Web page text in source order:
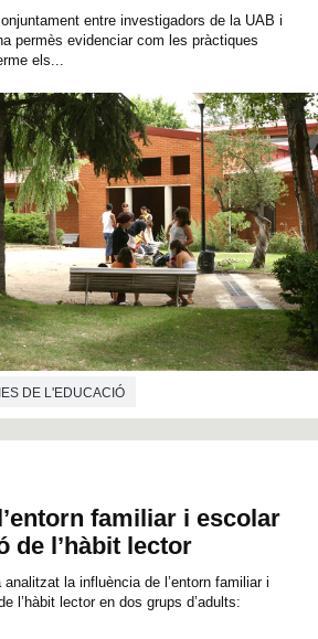
entre investigadors de la UAB i
permès evidenciar com les pràctiques
els...
DE L'EDUCACIÓ
familiar i escolar
de l’hàbit lector
la influència de l’entorn familiar i
l’hàbit lector en dos grups d’adults: